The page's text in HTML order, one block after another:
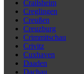
Crailsheim
Creglingen
Creußen
Creuzburg
Crimmitschau
Crivitz
Cuxhaven
Daaden
Dachau